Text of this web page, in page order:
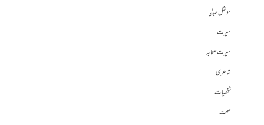
سوشل میڈیا
سیرت
سیرت صحابہ
شاعری
شخصیات
صحت